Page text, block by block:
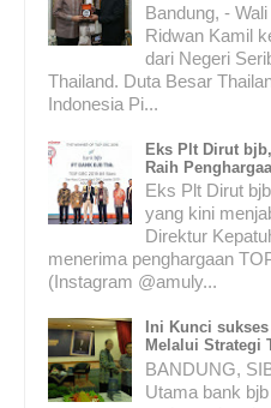
Bandung, -
Ridwan Kamil
dari Negeri
Thailand. Duta Besar
Indonesia Pi...
Eks Plt Dirut
Raih
Eks Plt Dirut
yang kini
Direktur
menerima penghargaan
(Instagram @amuly...
Ini Kunci
Melalui Strategi
BANDUNG,
Utama bank